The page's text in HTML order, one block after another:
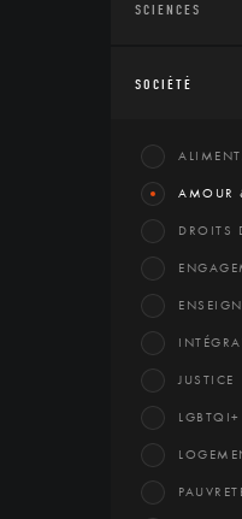
SCIENCES
SOCIÉTÉ
AMOUR
DROITS
JUSTICE
LGBTQI+